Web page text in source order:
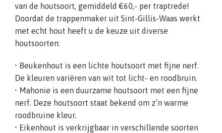
van de houtsoort, gemiddeld €60,- per traptrede!
Doordat de trappenmaker uit Sint-Gillis-Waas werkt
met echt hout heeft u de keuze uit diverse
houtsoorten:
• Beukenhout is een lichte houtsoort met fijne nerf.
De kleuren variëren van wit tot licht- en roodbruin.
• Mahonie is een duurzame houtsoort met een fijne
nerf. Deze houtsoort staat bekend om z’n warme
roodbruine kleur.
• Eikenhout is verkrijgbaar in verschillende soorten